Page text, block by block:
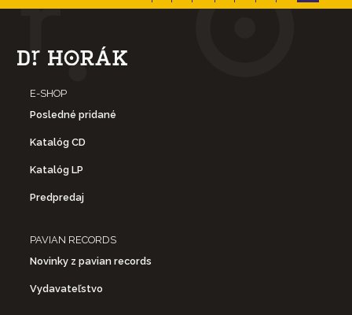
E-SHOP
Posledné pridané
Katalóg CD
Katalóg LP
Predpredaj
PAVIAN RECORDS
Novinky z pavian records
Vydavateľstvo